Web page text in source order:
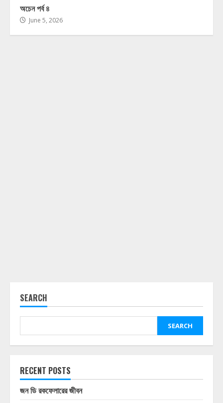
অচেন পর্ব ৪
June 5, 2026
SEARCH
SEARCH
RECENT POSTS
জন ডি রকফেলারের জীবন